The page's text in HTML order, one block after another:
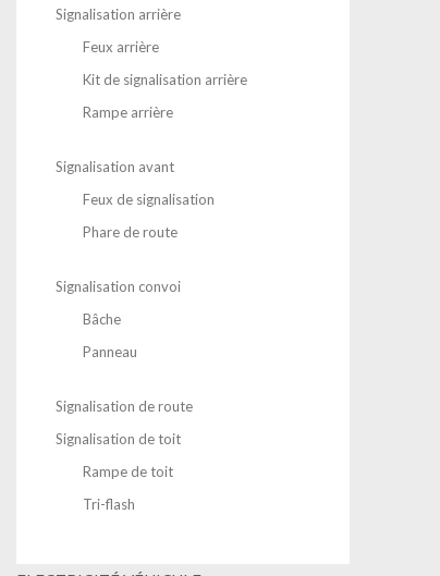
Signalisation arrière
Feux arrière
Kit de signalisation arrière
Rampe arrière
Signalisation avant
Feux de signalisation
Phare de route
Signalisation convoi
Bâche
Panneau
Signalisation de route
Signalisation de toit
Rampe de toit
Tri-flash